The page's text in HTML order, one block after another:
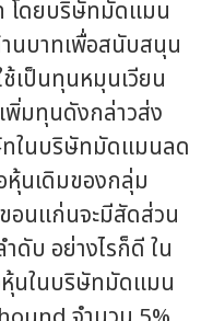
โดยบริษัทมัดแมน
นบาทเพื่อสนับสนุน
ช้เป็นทุนหมุนเวียน
มทุนดังกล่าวส่ง
ในบริษัทมัดแมนลด
นเดิมของกลุ่ม
อนแก่นจะมีสัดส่วน
ดับ อย่างไรก็ดี ใน
นในบริษัทมัดแมน